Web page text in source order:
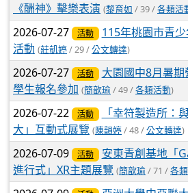
《酬神》擊樂表演 (黎育如 / 39 /各類活
2026-07-27 活動
115年桃園市青
活動 (莊凱婷/ 29 /公文轉達)
2026-07-27 活動
大園國中8月暑
學生報名參加 (簡歆瑜/ 49 /各類活動)
2026-07-22 活動
「幸符製造所：
大」互動式展覽 (陳韻婷/ 48 /公文轉達)
2026-07-09 活動
安東青創基地「
進行式」XR主題展覽 (簡歆瑜/ 71 /各